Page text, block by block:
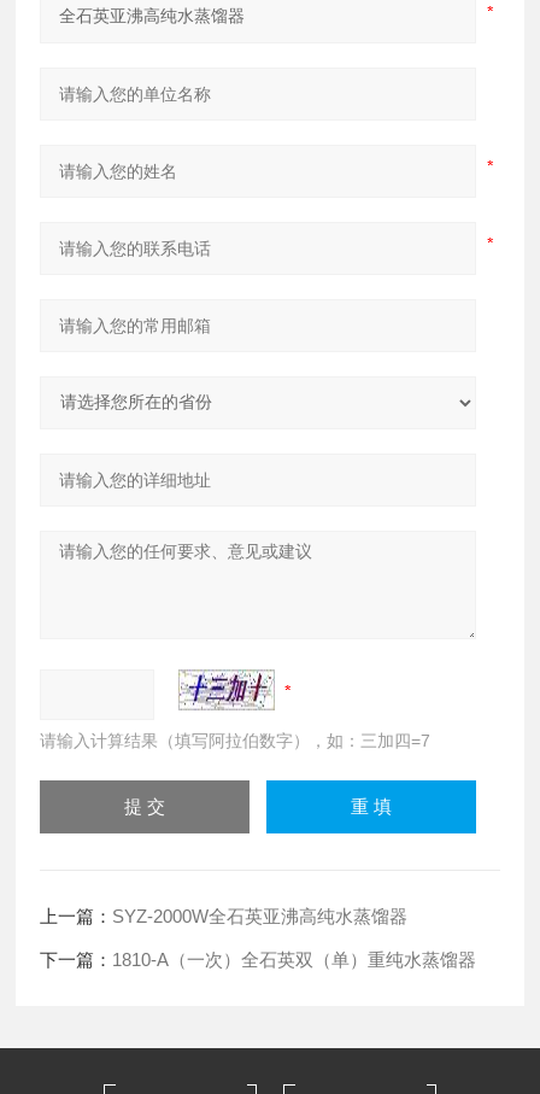
请输入计算结果（填写阿拉伯数字），如：三加四=7
上一篇： SYZ-2000W全石英亚沸高纯水蒸馏器
下一篇： 1810-A（一次）全石英双（单）重纯水蒸馏器